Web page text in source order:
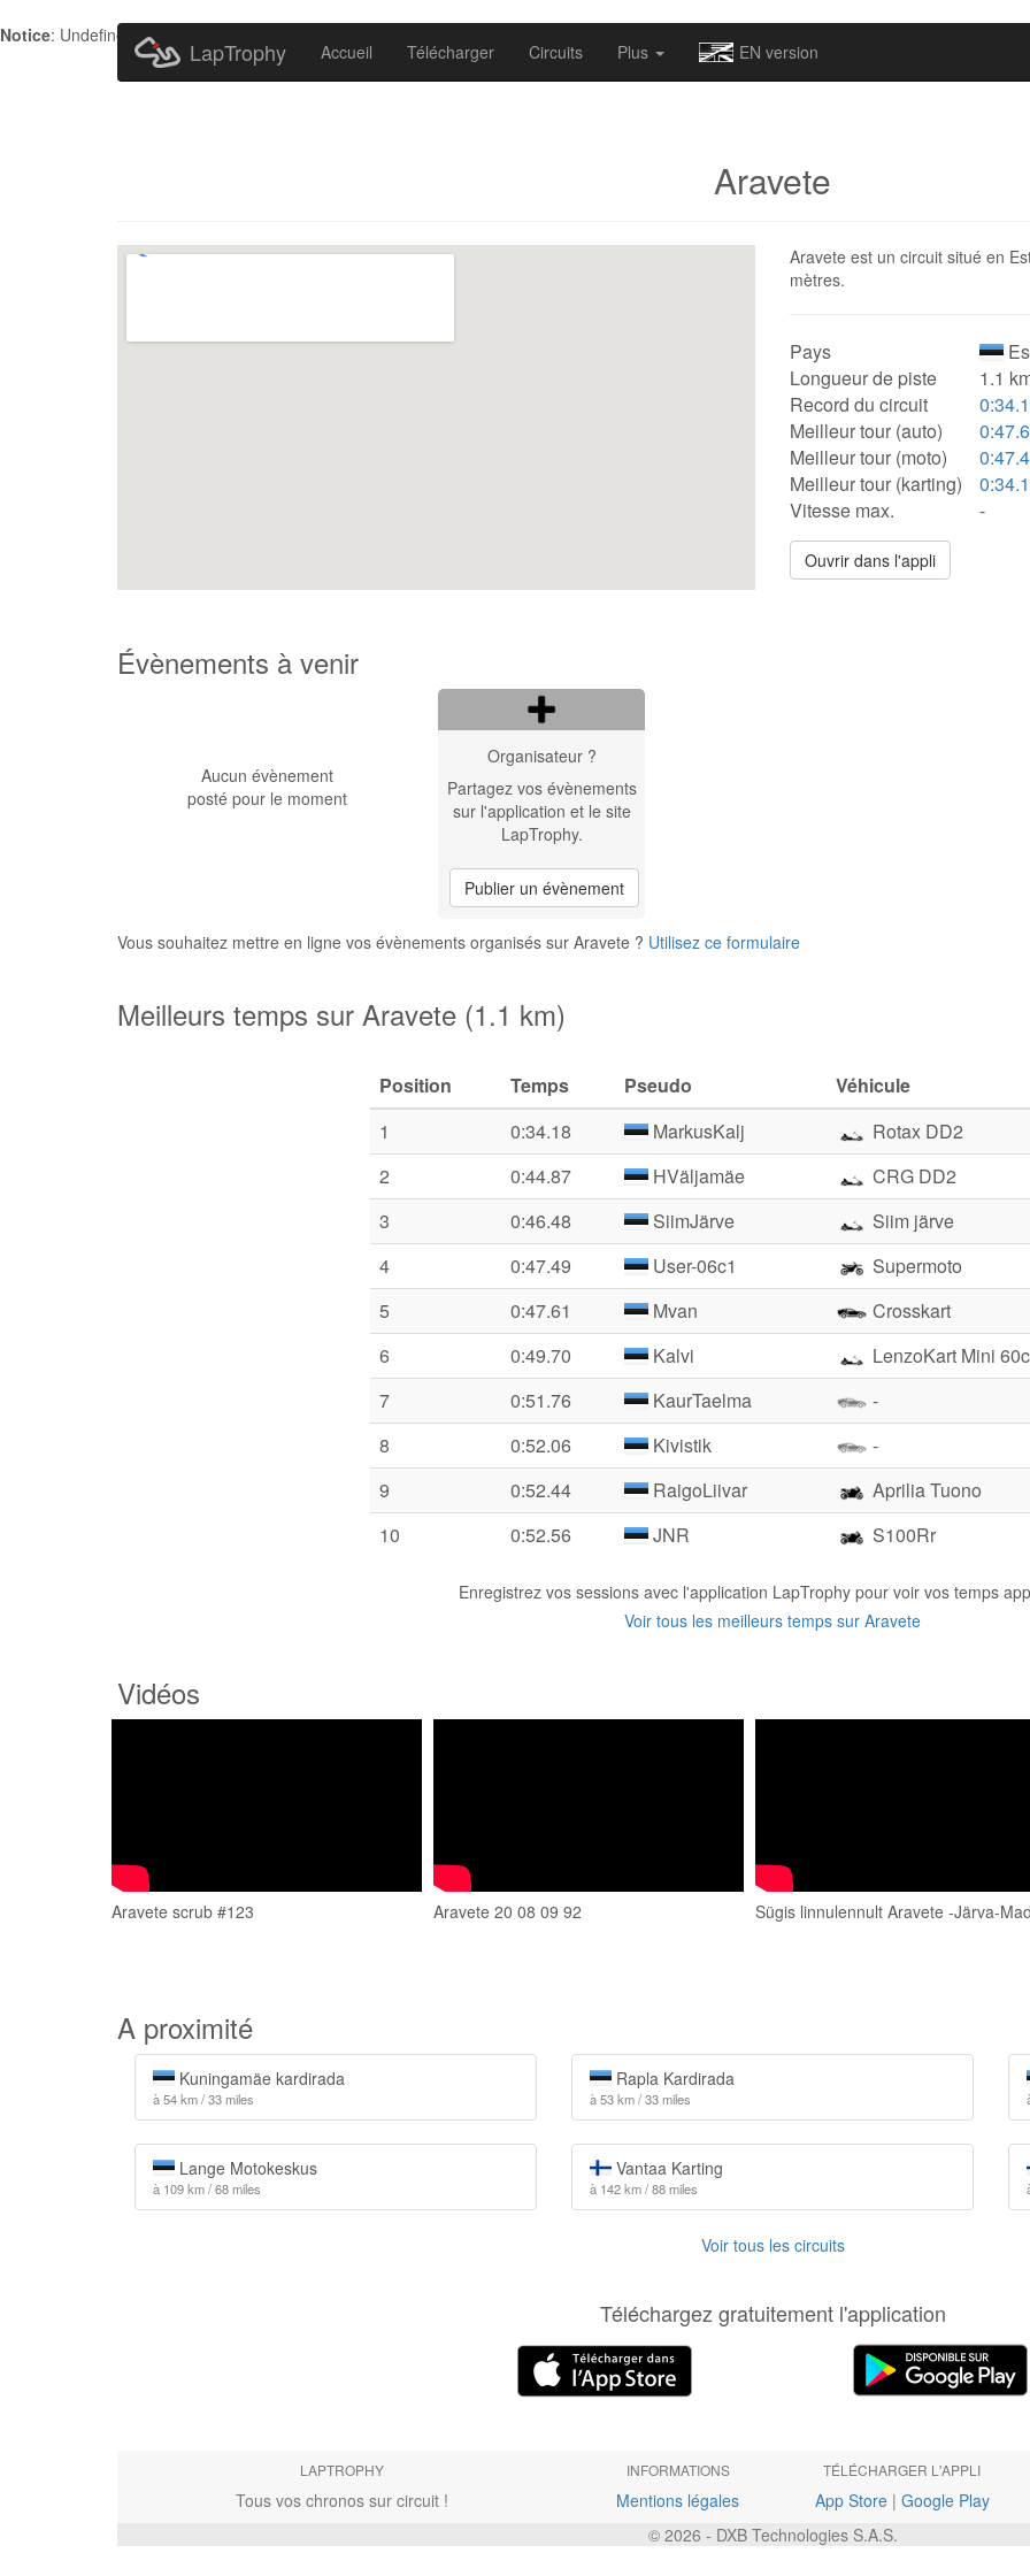
Notice: Undefined index: HTTP_ACCEPT_LANGUAGE in
LapTrophy Accueil Télécharger Circuits Plus EN version
Aravete
Aravete est un circuit situé en
mètres.
Pays
Longueur de piste
1.1
Record du circuit
Meilleur tour (auto)
Meilleur tour (moto)
Meilleur tour (karting)
Vitesse max.
-
Ouvrir dans l'appli
Évènements à venir
Aucun évènement
posté pour le moment
Organisateur ?
Partagez vos évènements
sur l'application et le site
LapTrophy.
Publier un évènement
Vous souhaitez mettre en ligne vos évènements organisés sur Aravete ? Utilisez ce formulaire
Meilleurs temps sur Aravete (1.1 km)
Position Temps Pseudo
Véhicule
1
0:34.18 MarkusKalj
Rotax DD2
2
0:44.87 HVäljamäe
CRG DD2
3
0:46.48 SiimJärve
Siim järve
4
0:47.49 User-06c1
Supermoto
5
0:47.61 Mvan
Crosskart
6
0:49.70 Kalvi
LenzoKart Mini
7
0:51.76 KaurTaelma
-
8
0:52.06 Kivistik
-
9
0:52.44 RaigoLiivar
Aprilia Tuono
10
0:52.56 JNR S100Rr
Enregistrez vos sessions avec l'application LapTrophy pour voir vos temps
Voir tous les meilleurs temps sur Aravete
Vidéos
Aravete scrub #123 Aravete 20 08 09 92 Sügis linnulennult Aravete -Järva-
A proximité
Kuningamäe kardirada
à 54 km / 33 miles
Rapla Kardirada
à 53 km / 33 miles
Lange Motokeskus
à 109 km / 68 miles
Vantaa Karting
à 142 km / 88 miles
Voir tous les circuits
Téléchargez gratuitement l'application
LAPTROPHY
Tous vos chronos sur circuit !
INFORMATIONS
Mentions légales
TÉLÉCHARGER L'APPLI
App Store| Google Play
© 2026 - DXB Technologies S.A.S.